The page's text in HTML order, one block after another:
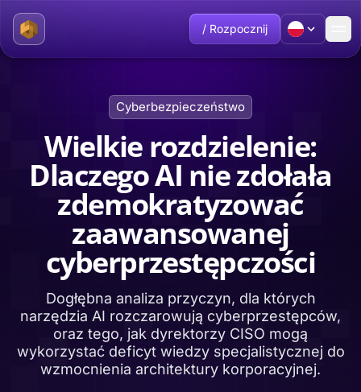
/ Rozpocznij
Cyberbezpieczeństwo
Wielkie rozdzielenie:
Dlaczego AI nie zdołała
zdemokratyzować
zaawansowanej
cyberprzestępczości
Dogłębna analiza przyczyn, dla których
narzędzia AI rozczarowują cyberprzestępców,
oraz tego, jak dyrektorzy CISO mogą
wykorzystać deficyt wiedzy specjalistycznej do
wzmocnienia architektury korporacyjnej.